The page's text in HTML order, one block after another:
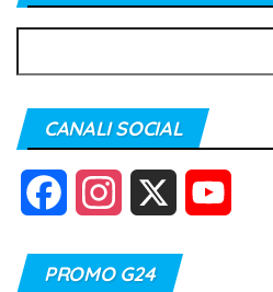
per:
CANALI SOCIAL
c s
PROMO G24